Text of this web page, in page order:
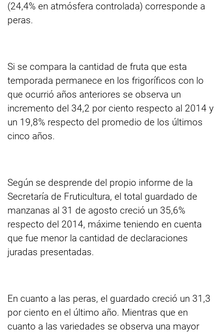
(24,4% en atmósfera controlada) corresponde a
peras.
Si se compara la cantidad de fruta que esta
temporada permanece en los frigoríficos con lo
que ocurrió años anteriores se observa un
incremento del 34,2 por ciento respecto al 2014 y
un 19,8% respecto del promedio de los últimos
cinco años.
Según se desprende del propio informe de la
Secretaría de Fruticultura, el total guardado de
manzanas al 31 de agosto creció un 35,6%
respecto del 2014, máxime teniendo en cuenta
que fue menor la cantidad de declaraciones
juradas presentadas.
En cuanto a las peras, el guardado creció un 31,3
por ciento en el último año. Mientras que en
cuanto a las variedades se observa una mayor